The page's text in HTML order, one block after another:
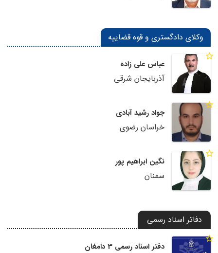
وکلای دادگستری و قوه قضاییه
عباس علی زاده
آذربایجان شرقی
جواد رشید آبادی
خراسان رضوی
نگین ابراهیم پور
سمنان
دفاتر اسناد رسمی
دفتر اسناد رسمی 3 دامغان